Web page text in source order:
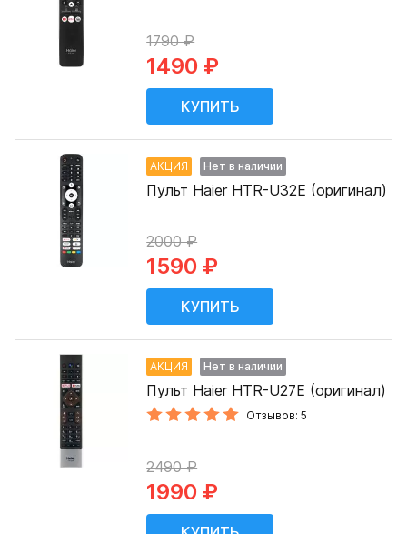
1790 ₽
1490 ₽
АКЦИЯ Нет в наличии
Пульт Haier HTR-U32E (оригинал)
2000 ₽
1590 ₽
АКЦИЯ Нет в наличии
Пульт Haier HTR-U27E (оригинал)
Отзывов: 5
2490 ₽
1990 ₽